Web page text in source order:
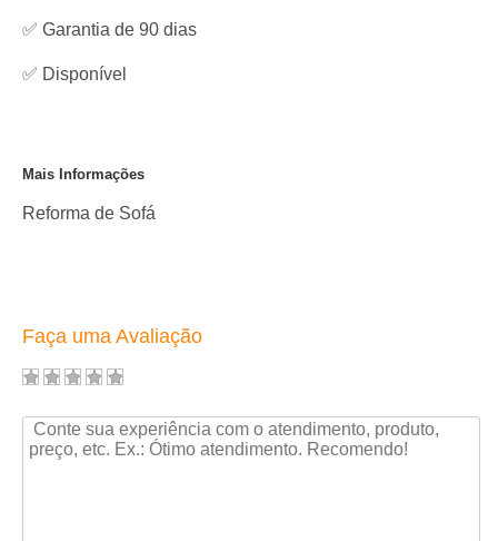
✅ Garantia de 90 dias
✅ Disponível
Mais Informações
Reforma de Sofá
Faça uma Avaliação